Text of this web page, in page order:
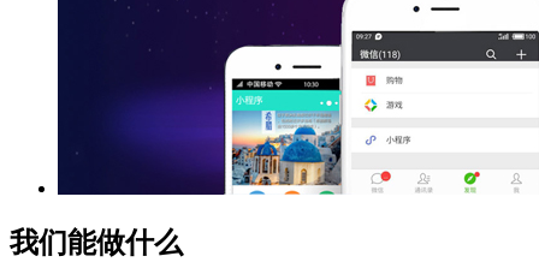
我们能做什么